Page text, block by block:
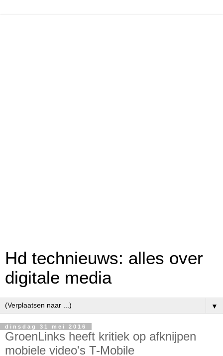
Hd technieuws: alles over
digitale media
▼
dinsdag 31 mei 2016
GroenLinks heeft kritiek op afknijpen
mobiele video's T-Mobile